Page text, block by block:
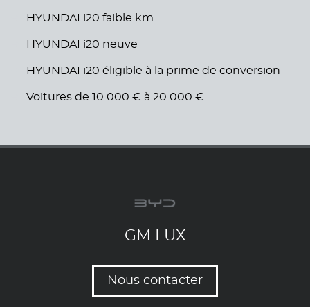
HYUNDAI i20 faible km
HYUNDAI i20 neuve
HYUNDAI i20 éligible à la prime de conversion
Voitures de 10 000 € à 20 000 €
GM LUX
Nous contacter